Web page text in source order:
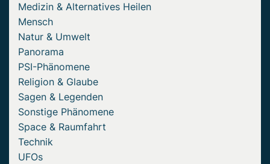
Medizin & Alternatives Heilen
Mensch
Natur & Umwelt
Panorama
PSI-Phänomene
Religion & Glaube
Sagen & Legenden
Sonstige Phänomene
Space & Raumfahrt
Technik
UFOs